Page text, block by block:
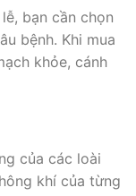
bạn cần chọn
bệnh. Khi mua
khỏe, cánh
của các loài
khí của từng